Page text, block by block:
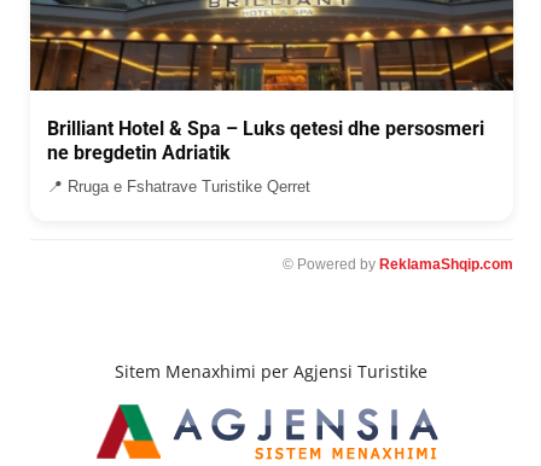
Brilliant Hotel & Spa – Luks qetesi dhe persosmeri
ne bregdetin Adriatik
📍 Rruga e Fshatrave Turistike Qerret
© Powered by ReklamaShqip.com
Sitem Menaxhimi per Agjensi Turistike